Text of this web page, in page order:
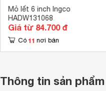
Mỏ lết 6 inch Ingco
HADW131068
Giá từ 84.700 đ
Có 11 nơi bán
Thông tin sản phẩm